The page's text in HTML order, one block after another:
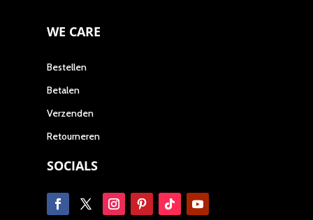
WE CARE
Bestellen
Betalen
Verzenden
Retourneren
SOCIALS